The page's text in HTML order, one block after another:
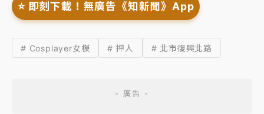
⭐️ 即刻下載！無廣告《知新聞》App
# Cosplayer女模 # 押人 # 北市復興北路